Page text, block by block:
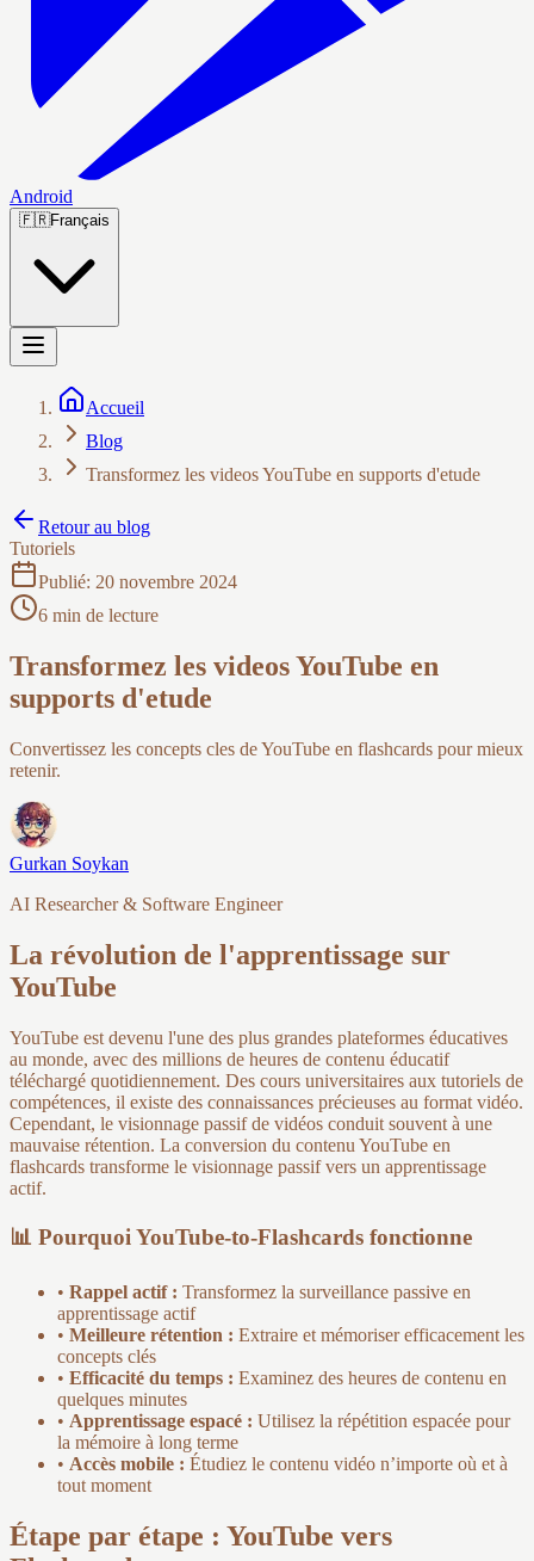
Android
🇫🇷Français
Accueil
Blog
Transformez les videos YouTube en supports d'etude
Retour au blog
Tutoriels
Publié: 20 novembre 2024
6 min de lecture
Transformez les videos YouTube en
supports d'etude
Convertissez les concepts cles de YouTube en flashcards pour mieux
retenir.
Gurkan Soykan
AI Researcher & Software Engineer
La révolution de l'apprentissage sur
YouTube
YouTube est devenu l'une des plus grandes plateformes éducatives
au monde, avec des millions de heures de contenu éducatif
téléchargé quotidiennement. Des cours universitaires aux tutoriels de
compétences, il existe des connaissances précieuses au format vidéo.
Cependant, le visionnage passif de vidéos conduit souvent à une
mauvaise rétention. La conversion du contenu YouTube en
flashcards transforme le visionnage passif vers un apprentissage
actif.
📊 Pourquoi YouTube-to-Flashcards fonctionne
• Rappel actif : Transformez la surveillance passive en
apprentissage actif
• Meilleure rétention : Extraire et mémoriser efficacement les
concepts clés
• Efficacité du temps : Examinez des heures de contenu en
quelques minutes
• Apprentissage espacé : Utilisez la répétition espacée pour
la mémoire à long terme
• Accès mobile : Étudiez le contenu vidéo n’importe où et à
tout moment
Étape par étape : YouTube vers